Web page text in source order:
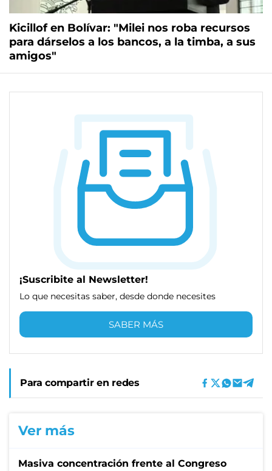
Kicillof en Bolívar: "Milei nos roba recursos
para dárselos a los bancos, a la timba, a sus
amigos"
¡Suscribite al Newsletter!
Lo que necesitas saber, desde donde necesites
SABER MÁS
Para compartir en redes
Ver más
Masiva concentración frente al Congreso